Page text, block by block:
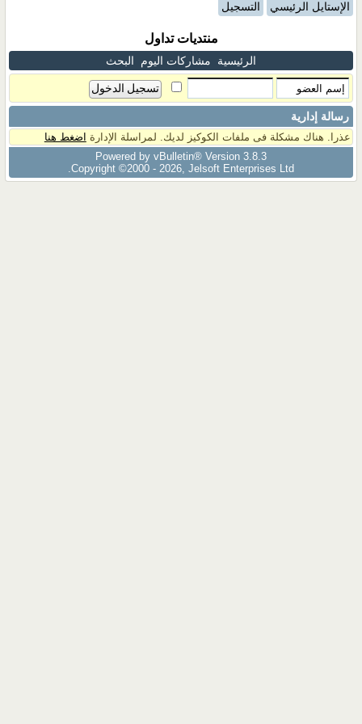
الإستايل الرئيسي التسجيل
منتديات تداول
الرئيسية مشاركات اليوم البحث
رسالة إدارية
عذرا. هناك مشكلة فى ملفات الكوكيز لديك. لمراسلة الإدارة اضغط هنا
Powered by vBulletin® Version 3.8.3
Copyright ©2000 - 2026, Jelsoft Enterprises Ltd.